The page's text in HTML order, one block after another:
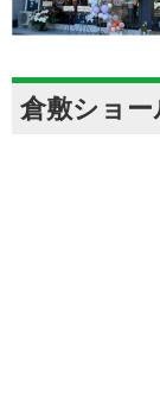
倉敷ショ